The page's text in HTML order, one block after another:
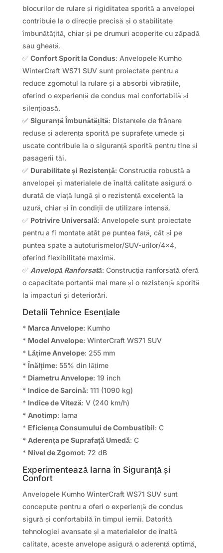
blocurilor de rulare și rigiditatea sporită a anvelopei
contribuie la o direcție precisă și o stabilitate
îmbunătățită, chiar și pe drumuri acoperite cu zăpadă
sau gheață.
✅ Confort Sporit la Condus: Anvelopele Kumho
WinterCraft WS71 SUV sunt proiectate pentru a
reduce zgomotul la rulare și a absorbi vibrațiile,
oferind o experiență de condus mai confortabilă și
silențioasă.
✅ Siguranță Îmbunătățită: Distanțele de frânare
reduse și aderența sporită pe suprafețe umede și
uscate contribuie la o siguranță sporită pentru tine și
pasagerii tăi.
✅ Durabilitate și Rezistență: Construcția robustă a
anvelopei și materialele de înaltă calitate asigură o
durată de viață lungă și o rezistență excelentă la
uzură, chiar și în condiții de utilizare intensă.
✅ Potrivire Universală: Anvelopele sunt proiectate
pentru a fi montate atât pe puntea față, cât și pe
puntea spate a autoturismelor/SUV-urilor/4×4,
oferind flexibilitate maximă.
✅ Anvelopă Ranforsată: Construcția ranforsată oferă
o capacitate portantă mai mare și o rezistență sporită
la impacturi și deteriorări.
Detalii Tehnice Esențiale
* Marca Anvelope: Kumho
* Model Anvelope: WinterCraft WS71 SUV
* Lățime Anvelope: 255 mm
*Înălțime: 55% din lățime
* Diametru Anvelope: 19 inch
* Indice de Sarcină: 111 (1090 kg)
* Indice de Viteză: V (240 km/h)
* Anotimp: Iarna
* Eficiența Consumului de Combustibil: C
* Aderența pe Suprafață Umedă: C
* Nivel de Zgomot: 72 dB
Experimentează Iarna în Siguranță și
Confort
Anvelopele Kumho WinterCraft WS71 SUV sunt
concepute pentru a oferi o experiență de condus
sigură și confortabilă în timpul iernii. Datorită
tehnologiei avansate și a materialelor de înaltă
calitate, aceste anvelope asigură o aderență optimă,